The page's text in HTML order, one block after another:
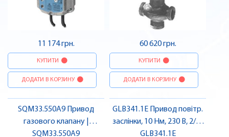
11 174 грн.
КУПИТИ
ДОДАТИ В КОРЗИНУ
60 620 грн.
КУПИТИ
ДОДАТИ В КОРЗИНУ
SQM33.550A9 Привод
газового клапану |
SIEMENS
SQM33.550A9
GLB341.1E Привод повітр.
заслінки, 10 Нм, 230 В, 2/3-
поз. | SIEMENS
GLB341.1E